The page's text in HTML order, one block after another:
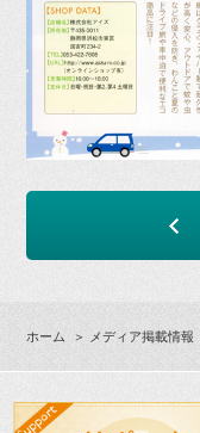
ホーム ＞ メディア掲載情報